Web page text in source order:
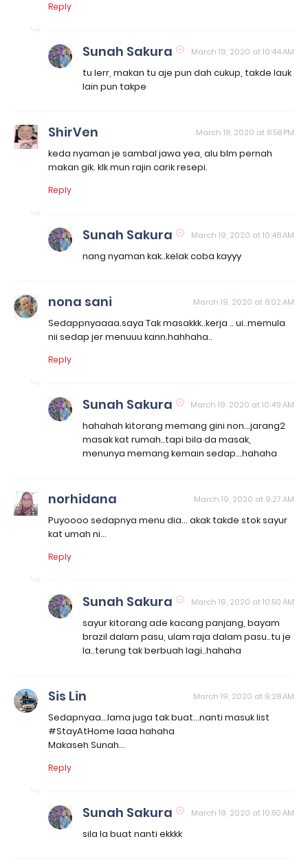
Reply
Sunah Sakura March 19, 2020 at 10:44 AM
tu lerr, makan tu aje pun dah cukup, takde lauk
lain pun takpe
ShirVen March 18, 2020 at 8:58 PM
keda nyaman je sambal jawa yea, alu blm pernah
makan gik. klk mun rajin carik resepi.
Reply
Sunah Sakura March 19, 2020 at 10:48 AM
nang nyaman kak..kelak coba kayyy
nona sani March 19, 2020 at 8:02 AM
Sedappnyaaaa.saya Tak masakkk..kerja .. ui..memula
nii sedap jer menuuu kann.hahhaha..
Reply
Sunah Sakura March 19, 2020 at 10:49 AM
hahahah kitorang memang gini non...jarang2
masak kat rumah..tapi bila da masak,
menunya memang kemain sedap...hahaha
norhidana March 19, 2020 at 9:27 AM
Puyoooo sedapnya menu dia... akak takde stok sayur
kat umah ni...
Reply
Sunah Sakura March 19, 2020 at 10:50 AM
sayur kitorang ade kacang panjang, bayam
brazil dalam pasu, ulam raja dalam pasu..tu je
la..terung tak berbuah lagi..hahaha
Sis Lin March 19, 2020 at 9:28 AM
Sedapnyaa...lama juga tak buat...nanti masuk list
#StayAtHome laaa hahaha
Makaseh Sunah...
Reply
Sunah Sakura March 19, 2020 at 10:50 AM
sila la buat nanti ekkkk